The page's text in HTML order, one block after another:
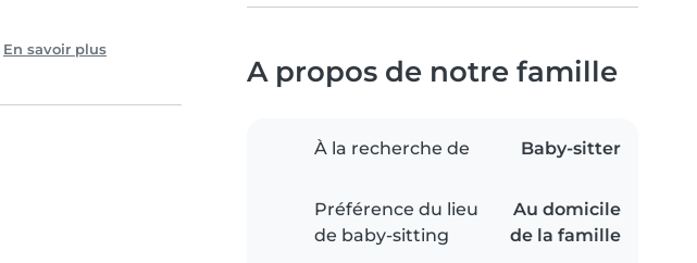
En savoir plus
A propos de notre famille
À la recherche de Baby-sitter
Préférence du lieu
de baby-sitting
Au domicile
de la famille